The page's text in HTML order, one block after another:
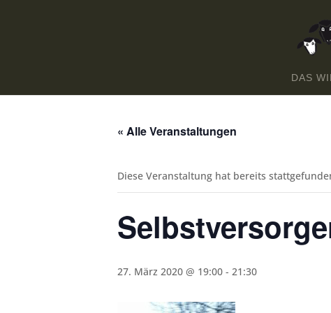
DAS
« Alle Veranstaltungen
Diese Veranstaltung hat bereits
27. März 2020 @ 19:00 - 21:30